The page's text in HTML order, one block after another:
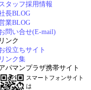
タッフ採用情報
長BLOG
業BLOG
問い合せ(E-mail)
リンク
役立ちサイト
リンク集
パマンプラザ携帯サイト
スマートフォンサイト
は